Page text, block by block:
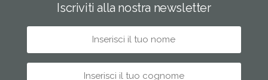
Iscriviti alla nostra newsletter